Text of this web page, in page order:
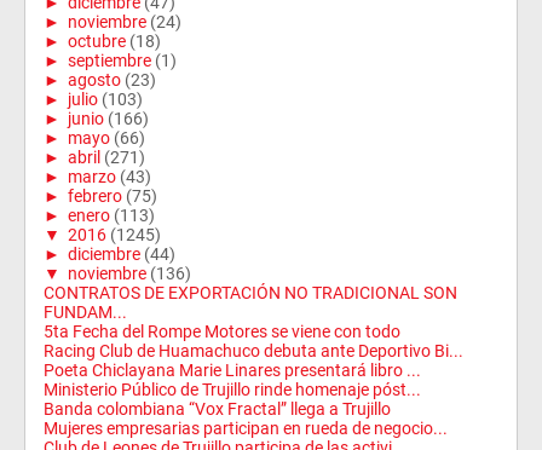
► noviembre (24)
► octubre (18)
► septiembre (1)
► agosto (23)
► julio (103)
► junio (166)
► mayo (66)
► abril (271)
► marzo (43)
► febrero (75)
► enero (113)
▼ 2016 (1245)
► diciembre (44)
▼
noviembre (136)
CONTRATOS DE EXPORTACIÓN NO TRADICIONAL SON
FUNDAM...
5ta Fecha del Rompe Motores se viene con todo
Racing Club de Huamachuco debuta ante Deportivo Bi...
Poeta Chiclayana Marie Linares presentará libro ...
Ministerio Público de Trujillo rinde homenaje póst...
Banda colombiana “Vox Fractal” llega a Trujillo
Mujeres empresarias participan en rueda de negocio...